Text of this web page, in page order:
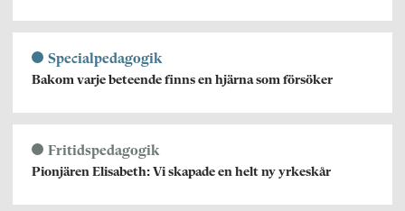
Specialpedagogik
Bakom varje beteende finns en hjärna som försöker
Fritidspedagogik
Pionjären Elisabeth: Vi skapade en helt ny yrkeskår